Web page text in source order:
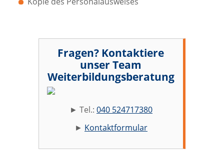
Fragen? Kontaktiere
unser Team
Weiterbildungsberatung
► Tel.: 040 524717380
► Kontaktformular